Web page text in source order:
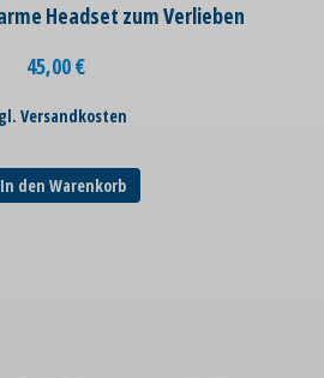
Headset zum Verlieben
45,00€
Versandkosten
In den Warenkorb